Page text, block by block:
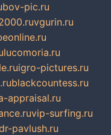
pic.ru
vgurin.ru
lucomoria.ru
igro-pictures.ru
blackcountess.ru
appraisal.ru
vip-surfing.ru
pavlush.ru